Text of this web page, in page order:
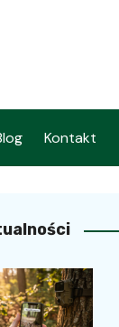
Kontakt